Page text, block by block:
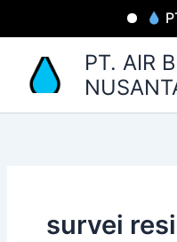
PT. AIR
survei